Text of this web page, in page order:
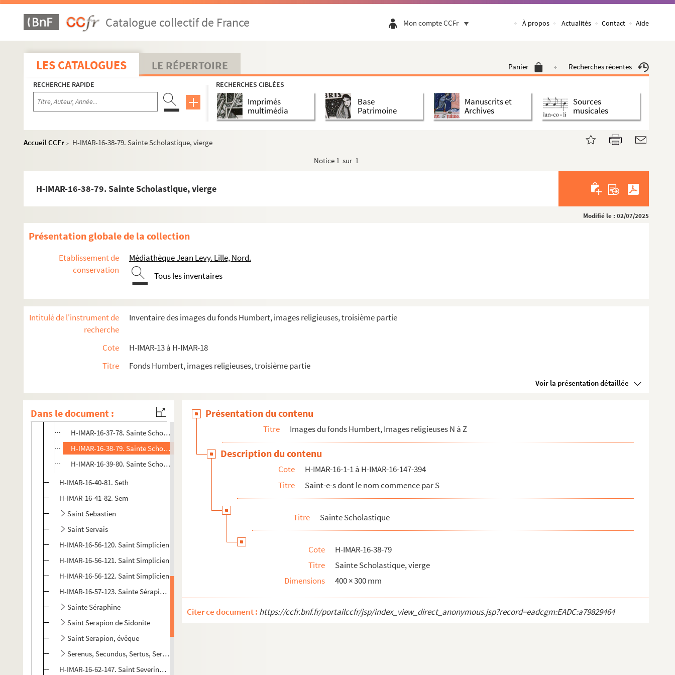
Catalogue collectif de France Mon compte CCFr À propos Actualités Contact Aide
LES CATALOGUES LE RÉPERTOIRE Panier Recherches récentes
RECHERCHE RAPIDE RECHERCHES CIBLÉES
Imprimés
multimédia
Base
Patrimoine
Manuscrits et
Archives
Sources
musicales
Accueil CCFr >
H-IMAR-16-38-79. Sainte Scholastique, vierge
Notice 1 sur 1
H-IMAR-16-38-79. Sainte Scholastique, vierge
Modifié le : 02/07/2025
Présentation globale de la collection
Etablissement de
conservation
Médiathèque Jean Levy. Lille, Nord.
Tous les inventaires
Intitulé de l'instrument de
recherche
Inventaire des images du fonds Humbert, images religieuses, troisième partie
Cote
H-IMAR-13 à H-IMAR-18
Titre
Fonds Humbert, images religieuses, troisième partie
Voir la présentation détaillée
Dans le document :
Saint Sabbas et Sabas
H-IMAR-16-28-54. Savonarola
H-IMAR-16-29-55. Le bienheureux Sadoc et ses compagnons
H-IMAR-16-30-56. Salome Maria ?
Sainte Scholastique
H-IMAR-16-31-57. Sainte Scholastique, vierge et abesse
H-IMAR-16-33-62. Sainte Scholastique, vierge
H-IMAR-16-33-65. Sainte Scholastique, vierge
H-IMAR-16-33-67. Sainte Scholastique, vierge
H-IMAR-16-34-68. Sainte Scholastique, vierge
H-IMAR-16-35-70. Sainte Scholastique, vierge
H-IMAR-16-35-71. Sainte Scholastique, vierge
H-IMAR-16-36-74. Sainte Scholastique, vierge
H-IMAR-16-36-76. Sainte Scholastique, vierge
H-IMAR-16-36-77. Sainte Scholastique, vierge
H-IMAR-16-37-78. Sainte Scholastique, vierge
H-IMAR-16-38-79. Sainte Scholastique, vierge
H-IMAR-16-39-80. Sainte Scholastique, vierge
H-IMAR-16-40-81. Seth
H-IMAR-16-41-82. Sem
Saint Sebastien
Saint Servais
H-IMAR-16-56-120. Saint Simplicien
H-IMAR-16-56-121. Saint Simplicien
H-IMAR-16-56-122. Saint Simplicien
H-IMAR-16-57-123. Sainte Sérapie ou Séraphie, vierge et martyre
Sainte Séraphine
Saint Serapion de Sidonite
Saint Serapion, évêque
Serenus, Secundus, Sertus, Sernandus, Serve, Victoris
H-IMAR-16-62-147. Saint Severinus, abbé
Présentation du contenu
Titre Images du fonds Humbert, Images religieuses N à Z
Description du contenu
Cote
H-IMAR-16-1-1 à H-IMAR-16-147-394
Titre
Saint-e-s dont le nom commence par S
Titre Sainte Scholastique
Cote
H-IMAR-16-38-79
Titre
Sainte Scholastique, vierge
Dimensions
400 × 300 mm
Citer ce document : https://ccfr.bnf.fr/portailccfr/jsp/index_view_direct_anonymous.jsp?record=eadcgm:EADC:a79829464